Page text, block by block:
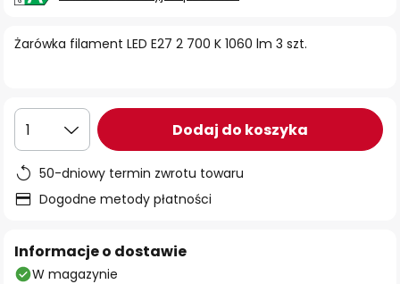
Żarówka filament LED E27 2 700 K 1060 lm 3 szt.
1 Dodaj do koszyka
50-dniowy termin zwrotu towaru
Dogodne metody płatności
Informacje o dostawie
W magazynie